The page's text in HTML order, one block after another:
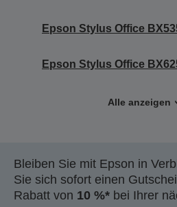
Epson Stylus Office
Epson Stylus Office
Alle anzeigen
Bleiben Sie mit Epson in
Sie sich sofort einen
Rabatt von 10 %* bei Ihrer